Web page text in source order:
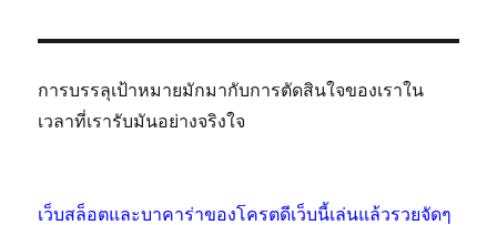
การบรรลุเป้าหมายมักมากับการตัดสินใจของเราใน
เวลาที่เรารับมันอย่างจริงใจ
เว็บสล็อตและบาคาร่าของโครตดีเว็บนี้เล่นแล้วรวยจัดๆ